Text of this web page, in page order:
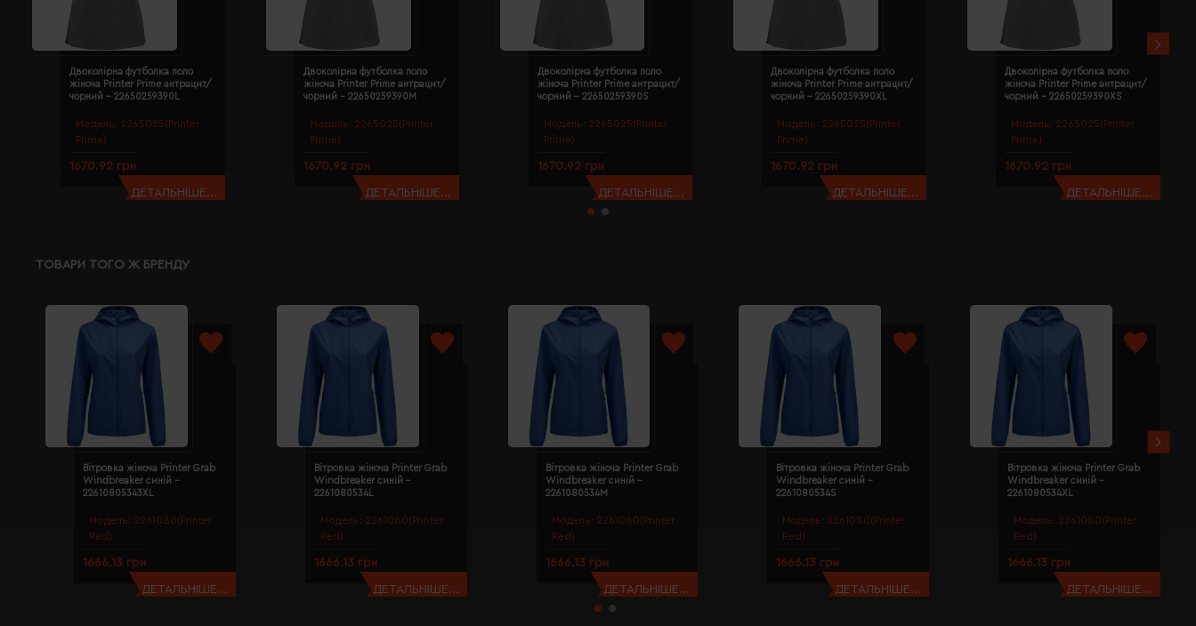
Модель: 2265025(Printer
Prime)
Двоколірна футболка поло
жіноча Printer Prime антрацит/
чорний - 22650259390L
1670.92 грн
ДЕТАЛЬНІШЕ...
Модель: 2265025(Printer
Prime)
Двоколірна футболка поло
жіноча Printer Prime антрацит/
чорний - 22650259390M
1670.92 грн
ДЕТАЛЬНІШЕ...
Модель: 2265025(Printer
Prime)
Двоколірна футболка поло
жіноча Printer Prime антрацит/
чорний - 22650259390S
1670.92 грн
ДЕТАЛЬНІШЕ...
Модель: 2265025(Printer
Prime)
Двоколірна футболка поло
жіноча Printer Prime антрацит/
чорний - 22650259390XL
1670.92 грн
ДЕТАЛЬНІШЕ...
Модель: 2265025(Printer
Prime)
Двоколірна футболка поло
жіноча Printer Prime антрацит/
чорний - 22650259390XS
1670.92 грн
ДЕТАЛЬНІШЕ...
ТОВАРИ ТОГО Ж БРЕНДУ
Модель: 2261080(Printer
Red)
Вітровка жіноча Printer Grab
Windbreaker синій -
22610805343XL
1666.13 грн
ДЕТАЛЬНІШЕ...
Модель: 2261080(Printer
Red)
Вітровка жіноча Printer Grab
Windbreaker синій -
2261080534L
1666.13 грн
ДЕТАЛЬНІШЕ...
Модель: 2261080(Printer
Red)
Вітровка жіноча Printer Grab
Windbreaker синій -
2261080534M
1666.13 грн
ДЕТАЛЬНІШЕ...
Модель: 2261080(Printer
Red)
Вітровка жіноча Printer Grab
Windbreaker синій -
2261080534S
1666.13 грн
ДЕТАЛЬНІШЕ...
Модель: 2261080(Printer
Red)
Вітровка жіноча Printer Grab
Windbreaker синій -
2261080534XL
1666.13 грн
ДЕТАЛЬНІШЕ...